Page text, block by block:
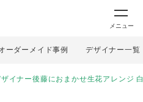
メニュー
ーダーメイド事例 デザイナー一覧
イナー後藤におまかせ生花アレンジ